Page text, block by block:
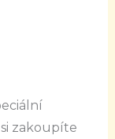
si zakoupíte